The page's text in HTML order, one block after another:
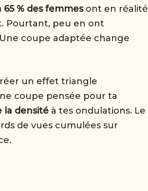
65 % des femmesont en réalité
Pourtant, peu en ont
coupe adaptée change
un effet triangle
coupe pensée pour ta
la densité à tes ondulations. Le
de vues cumulées sur